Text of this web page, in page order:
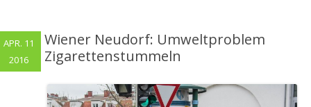
Wiener Neudorf: Umweltproblem
Zigarettenstummeln
APR. 11
2016